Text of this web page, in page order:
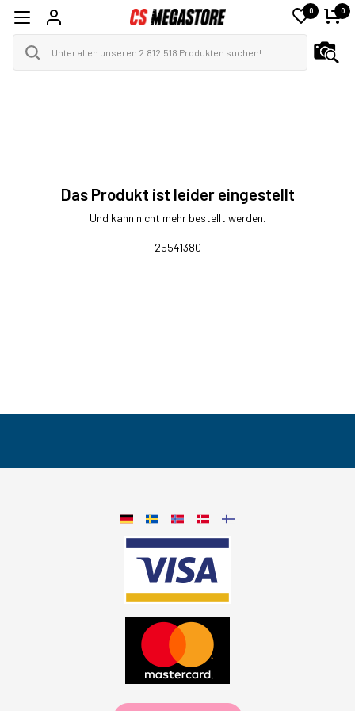
0 0
Das Produkt ist leider eingestellt
Und kann nicht mehr bestellt werden.
25541380